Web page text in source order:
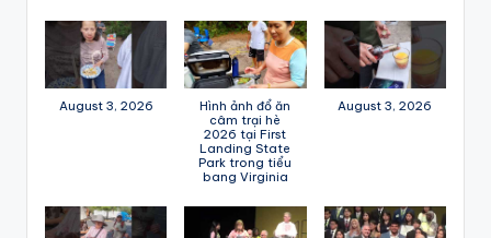
August 3, 2026
Hình ảnh đổ ăn
câm trại hè
2026 tại First
Landing State
Park trong tiểu
bang Virginia
August 3, 2026